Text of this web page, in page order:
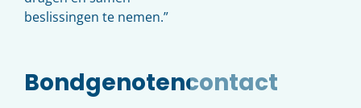
beslissingen te nemen.”
Bondgenotencontact